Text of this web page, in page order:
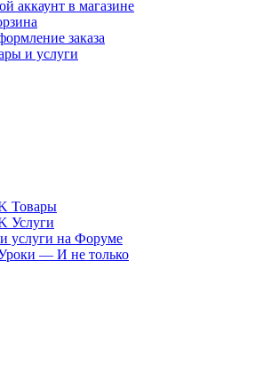
аккаунт в магазине
заказа
и услуги
Товары
Услуги
услуги на Форуме
— И не только